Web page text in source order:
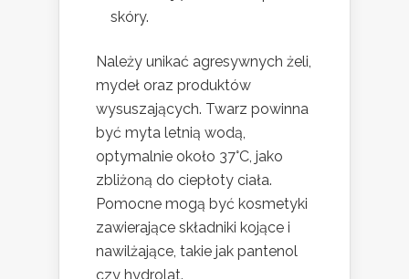
skóry.
Należy unikać agresywnych żeli,
mydeł oraz produktów
wysuszających. Twarz powinna
być myta letnią wodą,
optymalnie około 37°C, jako
zbliżoną do ciepłoty ciała.
Pomocne mogą być kosmetyki
zawierające składniki kojące i
nawilżające, takie jak pantenol
czy hydrolat.